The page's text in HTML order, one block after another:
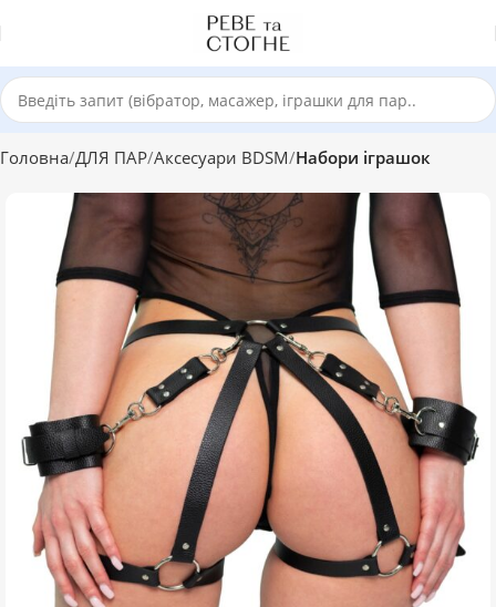
Головна ДЛЯ ПАР Аксесуари BDSM Набори іграшок